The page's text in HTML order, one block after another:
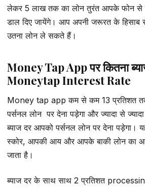
लेकर 5 लाख तक का लोन तुरंत आपके फोन से
डाल दिए जायेंगे। आप अपनी जरूरत के हिसाब
उतना लोन ले सकते हैं।
Money Tap App पर कितना
Moneytap Interest Rate
Money tap app कम से कम 13 प्रतिशत
पर्सनल लोन पर देना पड़ेगा और ज्यादा से
ब्याज दर आपको पर्सनल लोन पर देना पड़ेगा।
स्कोर, आपकी आय और आपके बाकी लोन का
जाता है।
ब्याज दर के साथ साथ 2 प्रतिशत